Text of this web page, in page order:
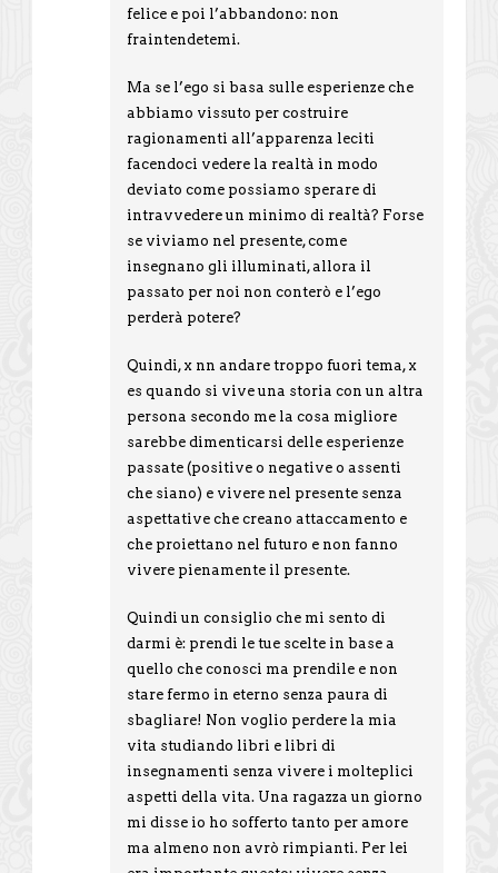
felice e poi l’abbandono: non
fraintendetemi.
Ma se l’ego si basa sulle esperienze che
abbiamo vissuto per costruire
ragionamenti all’apparenza leciti
facendoci vedere la realtà in modo
deviato come possiamo sperare di
intravvedere un minimo di realtà? Forse
se viviamo nel presente, come
insegnano gli illuminati, allora il
passato per noi non conterò e l’ego
perderà potere?
Quindi, x nn andare troppo fuori tema, x
es quando si vive una storia con un altra
persona secondo me la cosa migliore
sarebbe dimenticarsi delle esperienze
passate (positive o negative o assenti
che siano) e vivere nel presente senza
aspettative che creano attaccamento e
che proiettano nel futuro e non fanno
vivere pienamente il presente.
Quindi un consiglio che mi sento di
darmi è: prendi le tue scelte in base a
quello che conosci ma prendile e non
stare fermo in eterno senza paura di
sbagliare! Non voglio perdere la mia
vita studiando libri e libri di
insegnamenti senza vivere i molteplici
aspetti della vita. Una ragazza un giorno
mi disse io ho sofferto tanto per amore
ma almeno non avrò rimpianti. Per lei